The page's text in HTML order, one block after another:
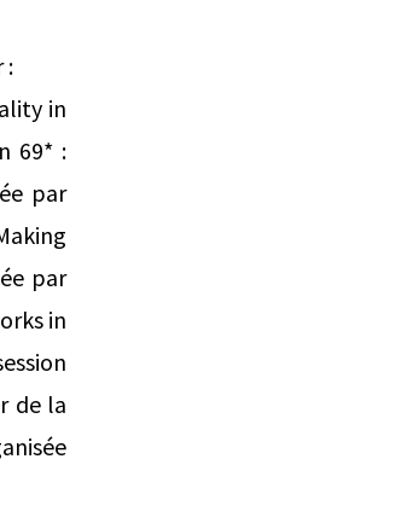
:
in
69* :
par
par
in
de la